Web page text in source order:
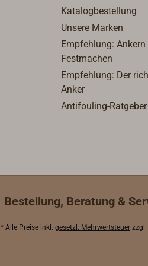
Katalogbestellung
Unsere Marken
Empfehlung: Ankern
Festmachen
Empfehlung: Der
Anker
Antifouling-Ratgeber
Bestellung, Beratung &
* Alle Preise inkl. gesetzl. Mehrwertsteuer zzgl.